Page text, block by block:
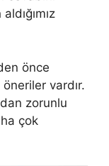
önce
vardır.
zorunlu
çok